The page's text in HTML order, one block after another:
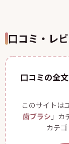
口コミ・レ
口コミの全
このサイトは
歯ブラシ 」カ
カテ